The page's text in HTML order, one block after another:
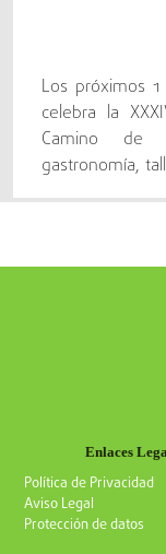
Los próximos
celebra la
Camino de
gastronomía,
Enlaces
Política de Privacidad
Aviso Legal
Protección de datos